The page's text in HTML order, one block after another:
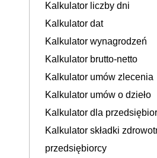
Kalkulator liczby dni
Kalkulator dat
Kalkulator wynagrodzeń
Kalkulator brutto-netto
Kalkulator umów zlecenia
Kalkulator umów o dzieło
Kalkulator dla
Kalkulator składki
przedsiębiorcy